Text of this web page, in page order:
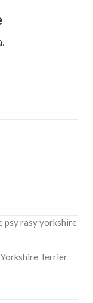
psy rasy yorkshire
Terrier